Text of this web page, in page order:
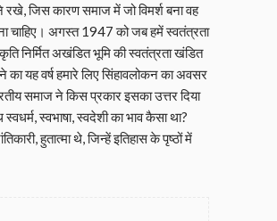
जिस कारण समाज में जो विमर्श बना वह
चाहिए। अगस्त 1947 को जब हमें स्वतंत्रता
निर्मित अखंडित भूमि की स्वतंत्रता खंडित
यह वर्ष हमारे लिए सिंहावलोकन का अवसर
समाज ने किस प्रकार इसका उत्तर दिया
स्वभाषा, स्वदेशी का भाव कैसा था?
हुतात्मा थे, जिन्हें इतिहास के पृष्ठों में